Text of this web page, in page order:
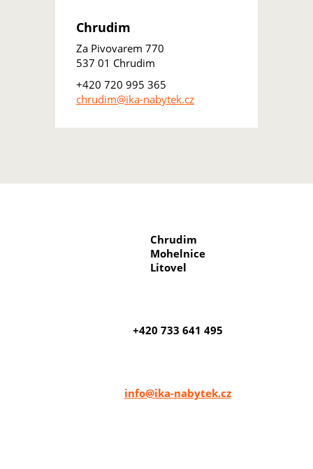
Chrudim
Za Pivovarem 770
537 01 Chrudim
+420 720 995 365
chrudim@ika-nabytek.cz
Chrudim
Mohelnice
Litovel
+420 733 641 495
info@ika-nabytek.cz